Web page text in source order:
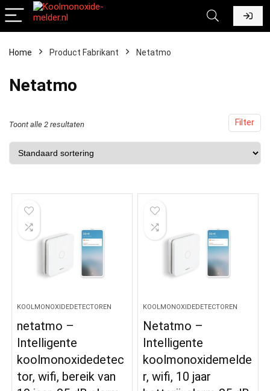
Home Product Fabrikant ‎Netatmo
‎Netatmo
Filter
Toont alle 2 resultaten
KOOLMONOXIDEDETECTOREN
netatmo –
Intelligente
koolmonoxidedetec
tor, wifi, bereik van
KOOLMONOXIDEDETECTOREN
Netatmo –
Intelligente
koolmonoxidemelde
r, wifi, 10 jaar